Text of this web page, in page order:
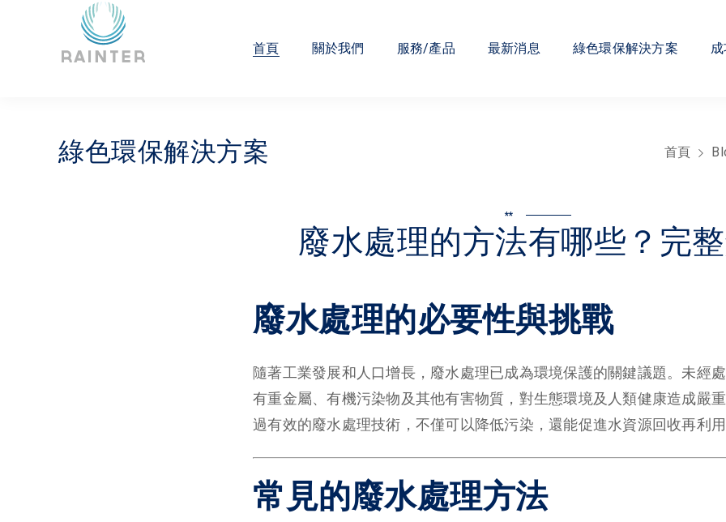
首頁 關於我們 服務/產品 最新消息 綠色環保解決方案
綠色環保解決方案 首頁
**
廢水處理的方法有哪些？完
廢水處理的必要性與挑戰
隨著工業發展和人口增長，廢水處理已成為環境保護的關鍵議題。未經
有重金屬、有機污染物及其他有害物質，對生態環境及人類健康造成嚴
過有效的廢水處理技術，不僅可以降低污染，還能促進水資源回收再利
常見的廢水處理方法